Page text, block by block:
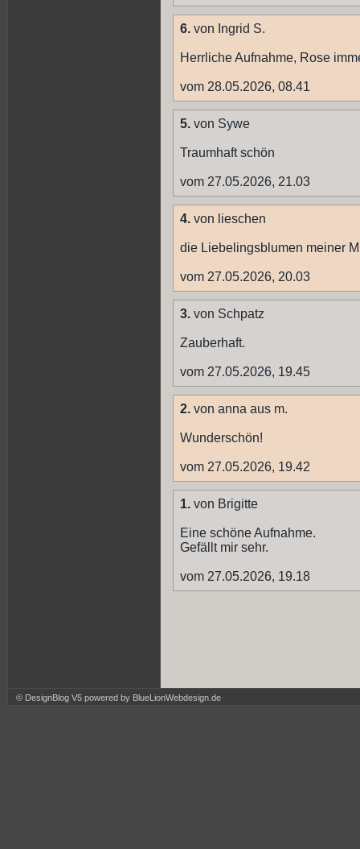
6. von Ingrid S.
Herrliche Aufnahme, Rose
vom 28.05.2026, 08.41
5. von Sywe
Traumhaft schön
vom 27.05.2026, 21.03
4. von lieschen
die Liebelingsblumen meiner
vom 27.05.2026, 20.03
3. von Schpatz
Zauberhaft.
vom 27.05.2026, 19.45
2. von anna aus m.
Wunderschön!
vom 27.05.2026, 19.42
1. von Brigitte
Eine schöne Aufnahme.
Gefällt mir sehr.
vom 27.05.2026, 19.18
© DesignBlog V5 powered by BlueLionWebdesign.de